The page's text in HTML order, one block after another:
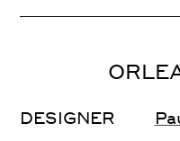
DESIGNER